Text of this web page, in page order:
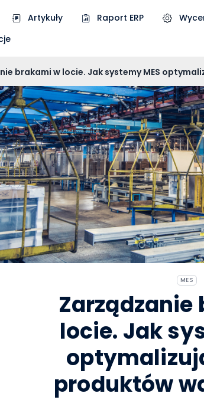
Artykuły Raport ERP
brakami w locie. Jak systemy MES
MES
locie. Jak
produktów